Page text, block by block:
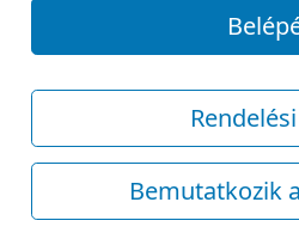
Bemutatkozik